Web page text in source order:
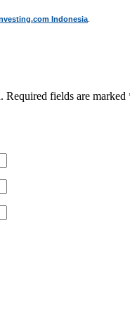
Indonesia
Required fields are marked